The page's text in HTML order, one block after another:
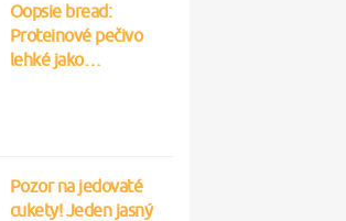
Oopsie bread:
Proteinové pečivo
lehké jako…
Pozor na jedovaté
cukety! Jeden jasný